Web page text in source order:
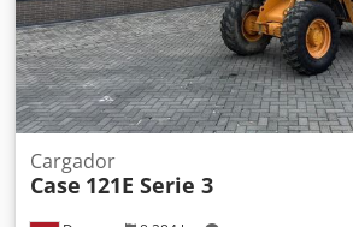
Cargador
Case 121E Serie 3